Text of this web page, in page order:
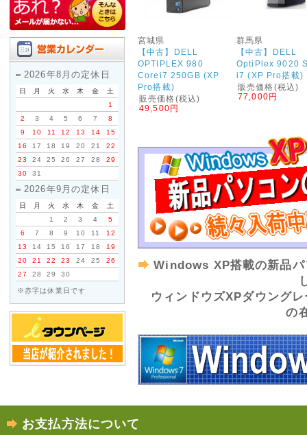
2026年8月の定休日
日 月 火 水 木 金
土
1
2
3 4 5 6 7
8
9
10 11 12 13 14
15
16
17 18 19 20 21
22
23
24 25 26 27 28
29
30
31
2026年9月の定休日
日 月 火 水 木 金
土
1
2 3 4
5
6
7 8 9 10 11
12
13
14 15 16 17 18
19
20
21 22 23 24 25
26
27
28 29 30
※赤字は休業日です
2026年05月06日
下記期間を店休とさせてい
・5月13日 (水) ～ 5月15
※店休中でもホームページ
お急ぎの場合は、お早めに
店休中は電話対応や発送業
めご了承ください。
ご不便をおかけいたします
2026年04月10日
■■■ ゴールデンウィ
■■■
誠に勝手ながら、ゴールデ
だきます。
・4月25日 (土) ～ 5月6日
宮城県
【中古】DELL
OPTIPLEX 980
Corei7 250GB (XP
Pro搭載)
販売価格(税込)
49,500円
群馬県
【中古】DELL
OptiPlex 9020
i7 (XP Pro搭載)
販売価格(税込)
77,000円
Windows XP搭載の新品パ
ウィンドウズXPダウングレ
の
お支払方法について